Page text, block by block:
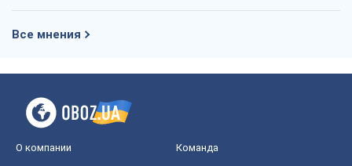
Все мнения
О компании Команда